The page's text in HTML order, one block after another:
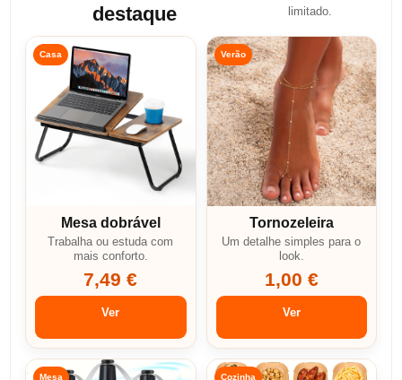
destaque
limitado.
Casa
Mesa dobrável
Trabalha ou estuda com
mais conforto.
7,49 €
Ver
Verão
Tornozeleira
Um detalhe simples para o
look.
1,00 €
Ver
Mesa Cozinha